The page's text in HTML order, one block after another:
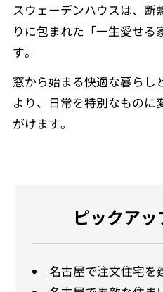
スウェーデンハウスは、断
りに包まれた「一生愛せる
す。
窓から始まる快適な暮らし
より、日常を特別なものに
がけます。
ピックア
名古屋で注文住宅を